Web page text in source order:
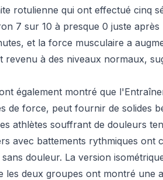
rotulienne qui ont effectué cinq
7 sur 10 à presque 0 juste après
et la force musculaire a
à des niveaux normaux,
également montré que
de force, peut fournir de solides
athlètes souffrant de douleurs
avec battements rythmiques ont
douleur. La version
les deux groupes ont montré une